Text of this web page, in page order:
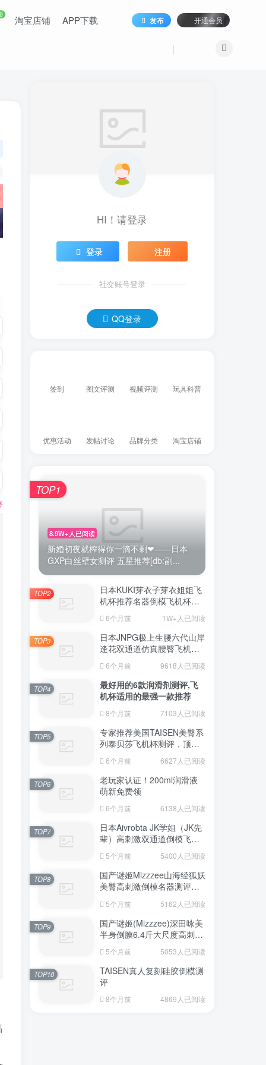
淘宝店铺 APP下载 发布 开通会员
HI！请登录
登录 注册
社交账号登录
QQ登录
签到 图文评测 视频评测 玩具科普
优惠活动 发帖讨论 品牌分类 淘宝店铺
8.9W+人已阅读
新婚初夜就榨得你一滴不剩❤——日本
GXP白丝壁女测评 五星推荐[db:副...
TOP1
日本KUKI芽衣子芽衣姐姐飞
机杯推荐名器倒模飞机杯测
6个月前 1W+人已阅读
TOP2
日本JNPG极上生腰六代山岸
逢花双通道仿真腰臀飞机杯
致真实感的资深玩家
6个月前 9618人已阅读
TOP3
最好用的6款润滑剂测评,飞
机杯适用的最强一款推荐
8个月前 7103人已阅读
TOP4
专家推荐美国TAISEN美臀系
列泰贝莎飞机杯测评，顶级
品质带来极致享受!
6个月前 6627人已阅读
TOP5
老玩家认证！200ml润滑液
萌新免费领
6个月前 6138人已阅读
TOP6
日本Aivrobta JK学姐（JK先
辈）高刺激双通道倒模飞机
杯深度测评报告
5个月前 5400人已阅读
TOP7
国产谜姬Mizzzee山海经狐妖
美臀高刺激倒模名器测评报
5个月前 5162人已阅读
TOP8
国产谜姬(Mizzzee)深田咏美
半身倒膜6.4斤大尺度高刺激
5个月前 5053人已阅读
TOP9
TAISEN真人复刻硅胶倒模测
评
8个月前 4869人已阅读
TOP10